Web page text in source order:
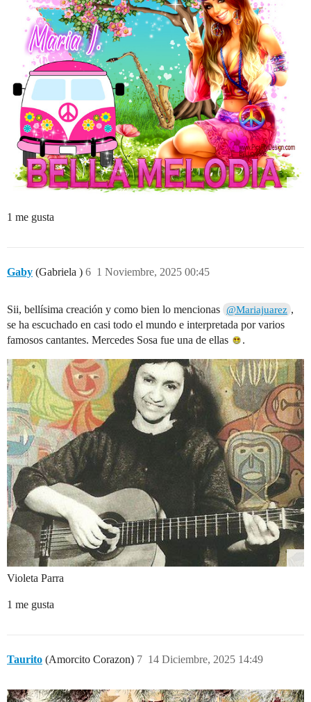
1 me gusta
Gaby (Gabriela ) 1 Noviembre, 2025 00:45
6
Sii, bellísima creación y como bien lo mencionas @Mariajuarez ,
se ha escuchado en casi todo el mundo e interpretada por varios
famosos cantantes. Mercedes Sosa fue una de ellas
.
Violeta Parra
1 me gusta
Taurito (Amorcito Corazon) 14 Diciembre, 2025 14:49
7